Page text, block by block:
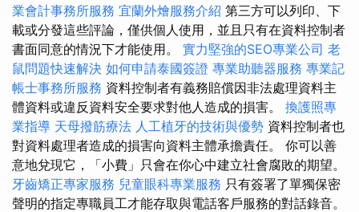
業會計事務所服務 宜蘭外燴服務介紹 第三方可以列印、下
載或分發這些評論，僅供個人使用，並且只有在資料控制者
書面同意的情況下才能使用。 實力堅強的SEO專業公司 老
鼠問題快速解決 如何申請泰國簽證 專業助聽器服務 專業記
帳士事務所服務 資料控制者有義務賠償因非法處理資料主
體資料或違反資料安全要求對他人造成的損害。 換護照專
業指導 天母撥筋療法 人工植牙的技術與優勢 資料控制者也
對資料處理者造成的損害向資料主體承擔責任。 你可以善
意地兌現它，「小費」只會在你心中建立社會腐敗的期望。
牙齒矯正專家服務 兒童眼科專業服務 只有簽署了單獨保密
聲明的指定專職員工才能存取與電話客戶服務的對話錄音。